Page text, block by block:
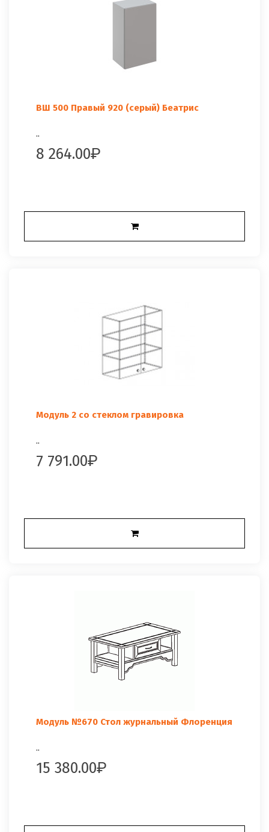
ВШ 500 Правый 920 (серый) Беатрис
..
8 264.00
Модуль 2 со стеклом гравировка
..
7 791.00
Модуль №670 Стол журнальный Флоренция
..
15 380.00